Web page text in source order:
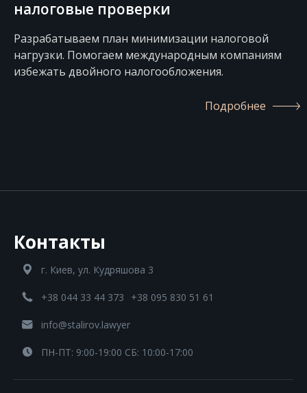
Проектируем документы для выполнения
требований GDPR. Помогаем заполнить GDPR-
опросники от европейских заказчиков. Выполняем
функции Data Protection Officer
Подробнее
Контакты
г. Киев, ул. Кудряшова 3
+38 044 33 44 373 +38 095 830 51 61
info@stalirov.lawyer
ПН-ПТ: 9:00-19:00 СБ: 10:00-17:00